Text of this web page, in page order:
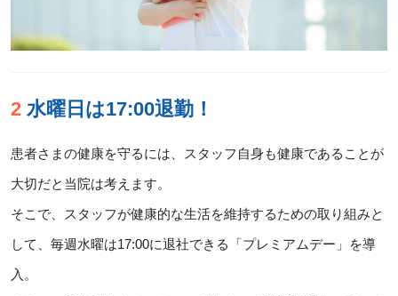
2 水曜日は17:00退勤！
患者さまの健康を守るには、スタッフ自身も健康であることが
大切だと当院は考えます。
そこで、スタッフが健康的な生活を維持するための取り組みと
して、毎週水曜は17:00に退社できる「プレミアムデー」を導
入。